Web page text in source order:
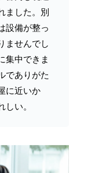
ました。別
設備が整っ
ませんでし
集中できま
でありがた
に近いか
しい。